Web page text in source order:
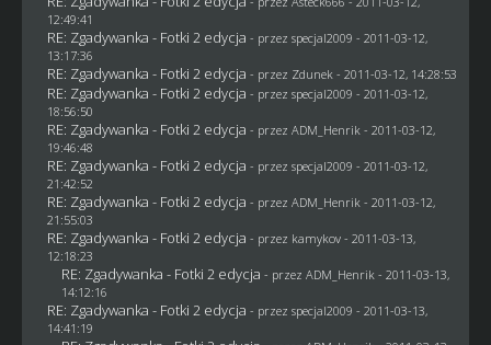
12:49:41
RE: Zgadywanka - Fotki 2 edycja - przez specjal2009 - 2011-03-12,
13:17:36
RE: Zgadywanka - Fotki 2 edycja - przez Zdunek - 2011-03-12, 14:28:53
RE: Zgadywanka - Fotki 2 edycja - przez specjal2009 - 2011-03-12,
18:56:50
RE: Zgadywanka - Fotki 2 edycja - przez ADM_Henrik - 2011-03-12,
19:46:48
RE: Zgadywanka - Fotki 2 edycja - przez specjal2009 - 2011-03-12,
21:42:52
RE: Zgadywanka - Fotki 2 edycja - przez ADM_Henrik - 2011-03-12,
21:55:03
RE: Zgadywanka - Fotki 2 edycja - przez kamykov- 2011-03-13,
12:18:23
RE: Zgadywanka - Fotki 2 edycja - przez ADM_Henrik - 2011-03-13,
14:12:16
RE: Zgadywanka - Fotki 2 edycja - przez specjal2009 - 2011-03-13,
14:41:19